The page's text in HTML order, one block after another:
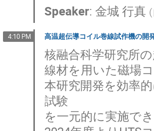
Speaker: 金城 行真 (
4:10 PM 高温超伝導コイル巻線試作機の開
核融合科学研究所
線材を用いた磁場
本研究開発を効率
試験
を一元的に実施で